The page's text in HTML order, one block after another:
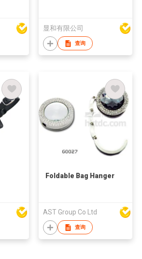
显和有限公司
查询
Foldable Bag Hanger
AST Group Co Ltd
查询